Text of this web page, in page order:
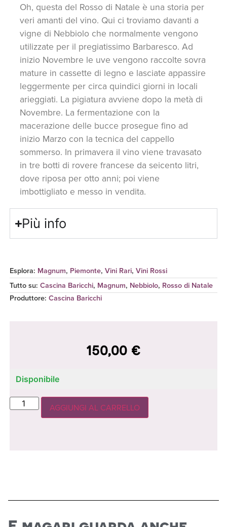
Oh, questa del Rosso di Natale è una storia per
veri amanti del vino. Qui ci troviamo davanti a
vigne di Nebbiolo che normalmente vengono
utilizzate per il pregiatissimo Barbaresco. Ad
inizio Novembre le uve vengono raccolte sovra
mature in cassette di legno e lasciate appassire
leggermente per circa quindici giorni in locali
arieggiati. La pigiatura avviene dopo la metà di
Novembre. La fermentazione con la
macerazione delle bucce prosegue fino ad
inizio Marzo con la tecnica del cappello
sommerso. In primavera il vino viene travasato
in tre botti di rovere francese da seicento litri,
dove riposa per otto anni; poi viene
imbottigliato e messo in vendita.
Più info
Esplora: Magnum, Piemonte,Vini Rari,Vini Rossi
Tutto su: Cascina Baricchi, Magnum, Nebbiolo, Rosso di Natale
Produttore:Cascina Baricchi
150,00 €
Disponibile
AGGIUNGI AL CARRELLO